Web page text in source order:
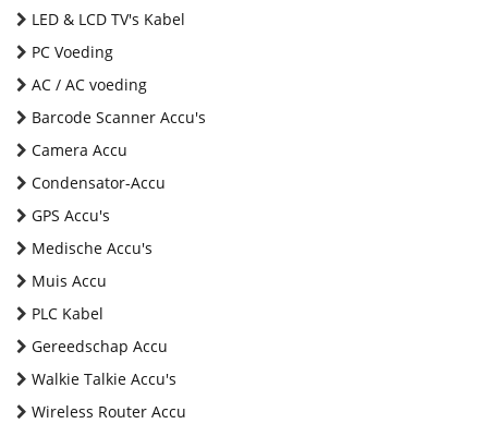
LED & LCD TV's Kabel
PC Voeding
AC / AC voeding
Barcode Scanner Accu's
Camera Accu
Condensator-Accu
GPS Accu's
Medische Accu's
Muis Accu
PLC Kabel
Gereedschap Accu
Walkie Talkie Accu's
Wireless Router Accu